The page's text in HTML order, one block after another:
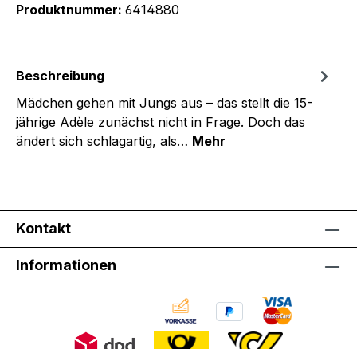
Produktnummer: 6414880
Beschreibung
Mädchen gehen mit Jungs aus – das stellt die 15-
jährige Adèle zunächst nicht in Frage. Doch das
ändert sich schlagartig, als… Mehr
Kontakt
Informationen